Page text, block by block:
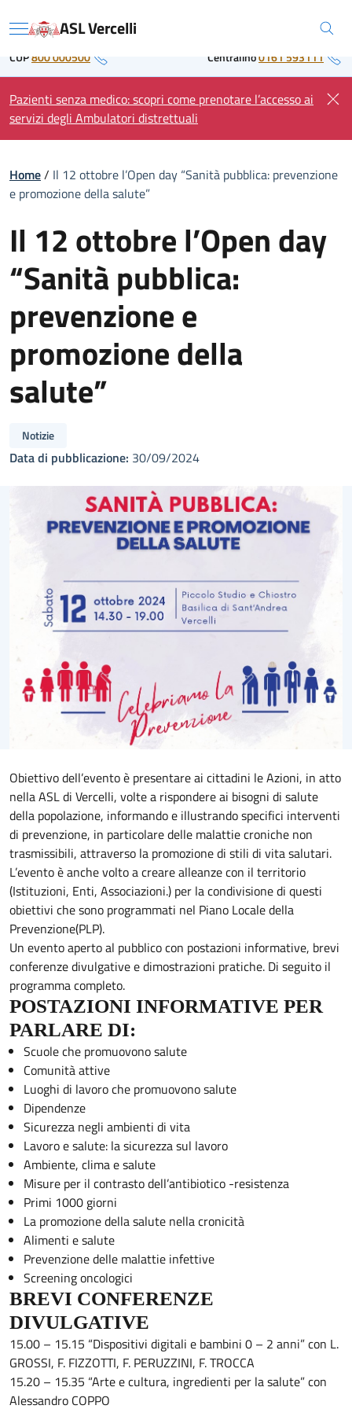
to Regione Piemonte
Menu ASL Vercelli
CUP800 000500 Centralino0161 593111
Pazienti senza medico: scopri come prenotare l’accesso ai
servizi degli Ambulatori distrettuali
Home/ Il 12 ottobre l’Open day “Sanità pubblica: prevenzione
e promozione della salute”
Il 12 ottobre l’Open day
“Sanità pubblica:
prevenzione e
promozione della
salute”
Notizie
Data di pubblicazione: 30/09/2024
Obiettivo dell’evento è presentare ai cittadini le Azioni, in atto
nella ASL di Vercelli, volte a rispondere ai bisogni di salute
della popolazione, informando e illustrando specifici interventi
di prevenzione, in particolare delle malattie croniche non
trasmissibili, attraverso la promozione di stili di vita salutari.
L’evento è anche volto a creare alleanze con il territorio
(Istituzioni, Enti, Associazioni.) per la condivisione di questi
obiettivi che sono programmati nel Piano Locale della
Prevenzione(PLP).
Un evento aperto al pubblico con postazioni informative, brevi
conferenze divulgative e dimostrazioni pratiche. Di seguito il
programma completo.
POSTAZIONI INFORMATIVE PER
PARLARE DI:
Scuole che promuovono salute
Comunità attive
Luoghi di lavoro che promuovono salute
Dipendenze
Sicurezza negli ambienti di vita
Lavoro e salute: la sicurezza sul lavoro
Ambiente, clima e salute
Misure per il contrasto dell’antibiotico -resistenza
Primi 1000 giorni
La promozione della salute nella cronicità
Alimenti e salute
Prevenzione delle malattie infettive
Screening oncologici
BREVI CONFERENZE
DIVULGATIVE
15.00 – 15.15 “Dispositivi digitali e bambini 0 – 2 anni” con L.
GROSSI, F. FIZZOTTI, F. PERUZZINI, F. TROCCA
15.20 – 15.35 “Arte e cultura, ingredienti per la salute” con
Alessandro COPPO